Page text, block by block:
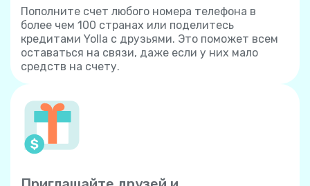
Пополните счет любого номера телефона в
более чем 100 странах или поделитесь
кредитами Yolla с друзьями. Это поможет всем
оставаться на связи, даже если у них мало
средств на счету.